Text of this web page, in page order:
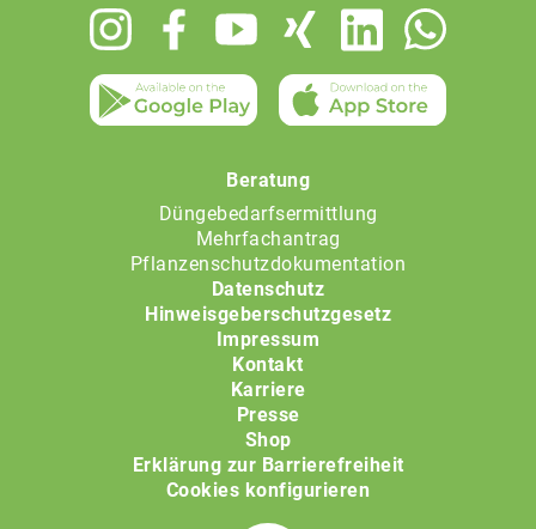
Beratung
Düngebedarfsermittlung
Mehrfachantrag
Pflanzenschutzdokumentation
Datenschutz
Hinweisgeberschutzgesetz
Impressum
Kontakt
Karriere
Presse
Shop
Erklärung zur Barrierefreiheit
Cookies konfigurieren